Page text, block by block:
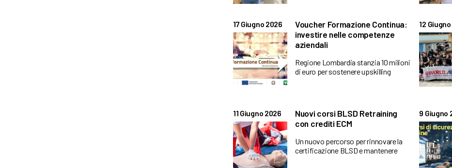
17 Giugno 2026
Voucher Formazione Continua:
investire nelle competenze
aziendali
Regione Lombardia stanzia 10 milioni
di euro per sostenere upskilling
12
11 Giugno 2026
Nuovi corsi BLSD Retraining
con crediti ECM
Un nuovo percorso per rinnovare la
certificazione BLSD e mantenere
9 Giugno